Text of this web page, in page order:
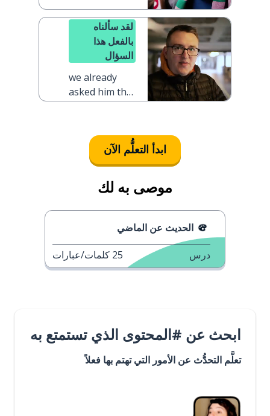
لقد سألناه
بالفعل هذا
السؤال
we already
asked him that
ابدأ التعلُّم الآن
موصى به لك
الحديث عن الماضي
درس 25 كلمات/عبارات
ابحث عن #المحتوى الذي تستمتع به
تعلَّم التحدُّث عن الأمور التي تهتم بها فعلاً